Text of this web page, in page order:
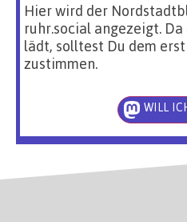
Hier wird der
ruhr.social angezeigt.
lädt, solltest Du dem
zustimmen.
WILL